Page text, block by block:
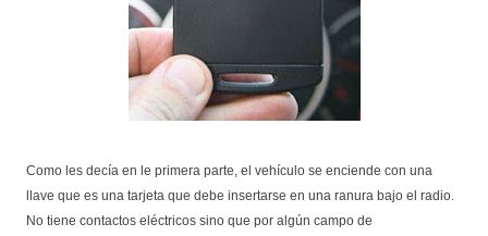
Como les decía en le primera parte, el vehículo se enciende con una
llave que es una tarjeta que debe insertarse en una ranura bajo el radio.
No tiene contactos eléctricos sino que por algún campo de